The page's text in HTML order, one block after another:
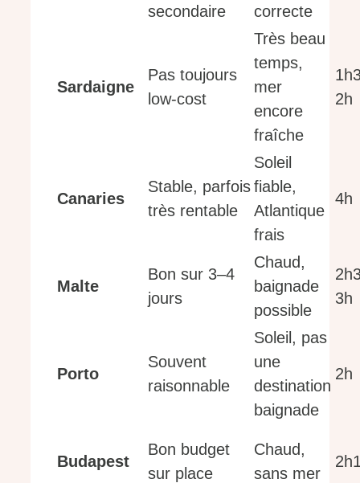
secondaire
correcte
Sardaigne
Pas toujours
low-cost
Très beau
temps,
mer
encore
fraîche
2h
Canaries
Stable, parfois
très rentable
Soleil
fiable,
Atlantique
frais
4h
Malte
Bon sur 3–4
jours
Chaud,
baignade
possible
3h
Porto
Souvent
raisonnable
Soleil, pas
une
destination
baignade
2h
Budapest
Bon budget
sur place
Chaud,
sans mer